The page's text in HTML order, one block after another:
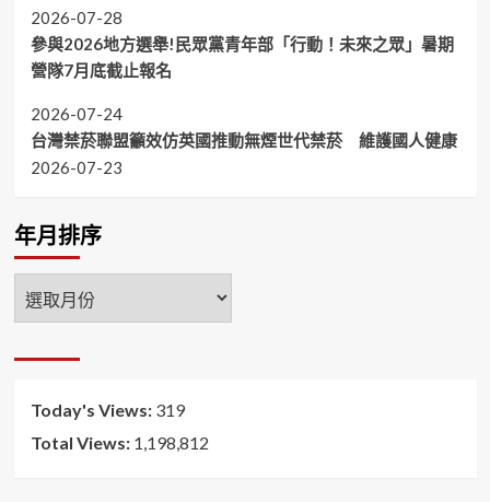
2026-07-28
參與2026地方選舉!民眾黨青年部「行動！未來之眾」暑期
營隊7月底截止報名
2026-07-24
台灣禁菸聯盟籲效仿英國推動無煙世代禁菸 維護國人健康
2026-07-23
年月排序
年
月
Today's Views: 319
Total Views: 1,198,812